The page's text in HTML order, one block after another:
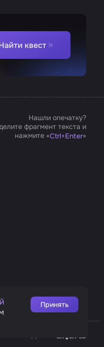
квест
Нашли опечатку?
фрагмент текста и
нажмите «Ctrl+Enter»
Принять